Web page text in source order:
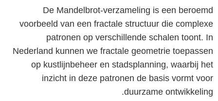
De Mandelbrot-verzameling is een beroemd
voorbeeld van een fractale structuur die complexe
patronen op verschillende schalen toont. In
Nederland kunnen we fractale geometrie toepassen
op kustlijnbeheer en stadsplanning, waarbij het
inzicht in deze patronen de basis vormt voor
duurzame ontwikkeling.